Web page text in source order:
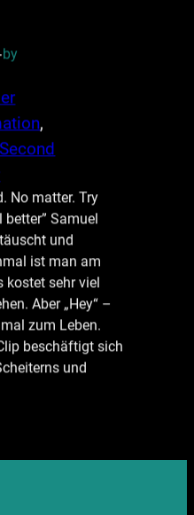
by
Second
No matter. Try
Samuel
und
ist man am
kostet sehr viel
Aber „Hey“ –
zum Leben.
beschäftigt sich
und